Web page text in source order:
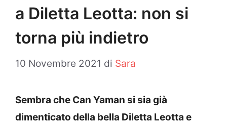
a Diletta Leotta: non si
torna più indietro
10 Novembre 2021 di Sara
Sembra che Can Yaman si sia già
dimenticato della bella Diletta Leotta e